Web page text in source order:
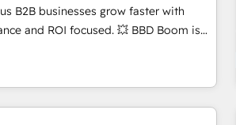
seven international offices and 175+
B2B businesses grow faster with
ROI focused. 💥 BBD Boom is
that can help you to HubSpot Better.
to solve all your HubSpot
user adoption, sales process and